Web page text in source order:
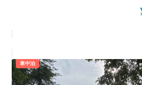
車中泊